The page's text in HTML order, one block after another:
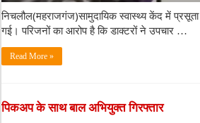
निचलौल(महराजगंज)सामुदायिक स्वास्थ्य केंद में
गई। परिजनों का आरोप है कि डाक्टरों ने उपचार …
Read More »
पिकअप के साथ बाल अभियुक्त गिरफ्तार